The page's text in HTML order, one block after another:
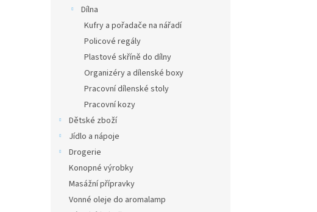
Dílna
Kufry a pořadače na nářadí
Policové regály
Plastové skříně do dílny
Organizéry a dílenské boxy
Pracovní dílenské stoly
Pracovní kozy
Dětské zboží
Jídlo a nápoje
Drogerie
Konopné výrobky
Masážní přípravky
Vonné oleje do aromalamp